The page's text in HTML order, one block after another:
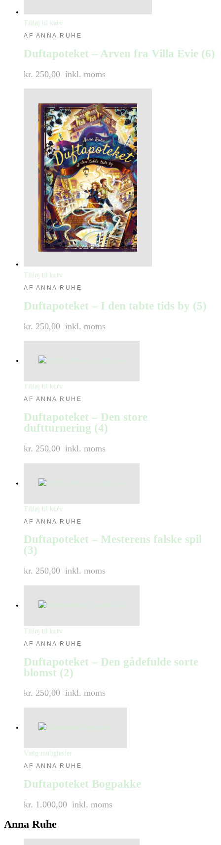
Tilføj til kurv
AF ANNA RUHE
Duftapoteket – Arven fra Villa Evie (6)
kr. 250,00 inkl. moms
Tilføj til kurv
AF ANNA RUHE
Duftapoteket – I den tabte tids by (5)
kr. 250,00 inkl. moms
Tilføj til kurv
AF ANNA RUHE
Duftapoteket – Den store
duftturnering (4)
kr. 250,00 inkl. moms
Tilføj til kurv
AF ANNA RUHE
Duftapoteket – Mesterens falske spil
(3)
kr. 250,00 inkl. moms
Tilføj til kurv
AF ANNA RUHE
Duftapoteket – Den gådefulde sorte
blomst (2)
kr. 250,00 inkl. moms
Vælg muligheder
AF ANNA RUHE
Duftapoteket Bogpakke
kr. 1.000,00 inkl. moms
Anna Ruhe